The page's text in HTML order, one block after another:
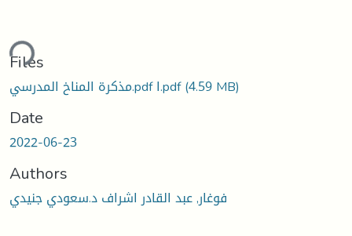
Files
مذكرة المناخ المدرسي.pdf ا.pdf(4.59 MB)
Date
2022-06-23
Authors
فوغار, عبد القادر اشراف د.سعودي جنيدي